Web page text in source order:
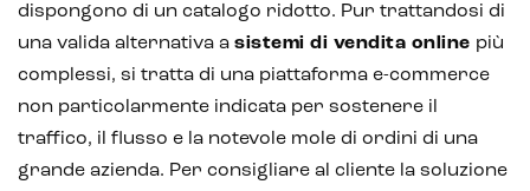
Intelligenza Artificiale e AR VR -
Metaverso
dispongono di un catalogo ridotto. Pur trattandosi di
una valida alternativa a sistemi di vendita online più
complessi, si tratta di una piattaforma e-commerce
non particolarmente indicata per sostenere il
traffico, il flusso e la notevole mole di ordini di una
grande azienda. Per consigliare al cliente la soluzione